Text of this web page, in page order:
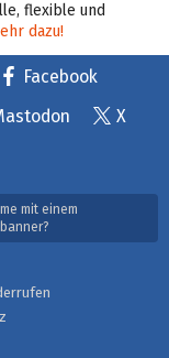
flexible und
dazu!
Facebook
X
mit einem